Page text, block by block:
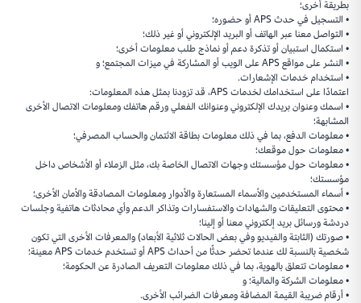
بطريقة أخرى؛
• التسجيل في حدث APS أو حضوره؛
• التواصل معنا عبر الهاتف أو البريد الإلكتروني أو غير ذلك؛
• استكمال استبيان أو تذكرة دعم أو نماذج طلب معلومات أخرى؛
• النشر على مواقع APS على الويب أو المشاركة في ميزات المجتمع؛ و
• استخدام خدمات الإشعارات.
اعتمادًا على استخدامك لخدمات APS، قد تزودنا بمثل هذه المعلومات:
• اسمك وعنوان بريدك الإلكتروني وعنوانك الفعلي ورقم هاتفك ومعلومات الاتصال الأخرى
المشابهة؛
• معلومات الدفع، بما في ذلك معلومات بطاقة الائتمان والحساب المصرفي؛
• معلومات حول موقعك؛
• معلومات حول مؤسستك وجهات الاتصال الخاصة بك، مثل الزملاء أو الأشخاص داخل
مؤسستك؛
• أسماء المستخدمين والأسماء المستعارة والأدوار ومعلومات المصادقة والأمان الأخرى؛
• محتوى التعليقات والشهادات والاستفسارات وتذاكر الدعم وأي محادثات هاتفية وجلسات
دردشة ورسائل بريد إلكتروني معنا أو إلينا؛
• صورتك (الثابتة والفيديو وفي بعض الحالات ثلاثية الأبعاد) والمعرفات الأخرى التي تكون
شخصية بالنسبة لك عندما تحضر حدثًا من أحداث APS أو تستخدم خدمات APS معينة؛
• معلومات تتعلق بالهوية، بما في ذلك معلومات التعريف الصادرة عن الحكومة؛
• معلومات الشركة والمالية؛ و
• أرقام ضريبة القيمة المضافة ومعرفات الضرائب الأخرى.